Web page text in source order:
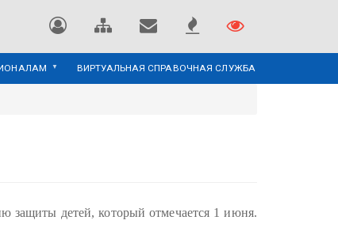
ВИРТУАЛЬНАЯ СПРАВОЧНАЯ СЛУЖБА
защиты детей, который отмечается 1 июня.